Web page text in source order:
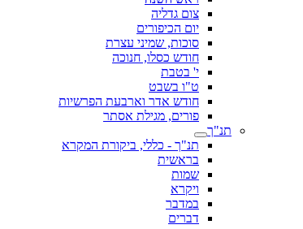
צום גדליה
יום הכיפורים
סוכות, שמיני עצרת
חודש כסלו, חנוכה
י' בטבת
ט"ו בשבט
חודש אדר וארבעת הפרשיות
פורים, מגילת אסתר
תנ"ך
תנ"ך - כללי, ביקורת המקרא
בראשית
שמות
ויקרא
במדבר
דברים